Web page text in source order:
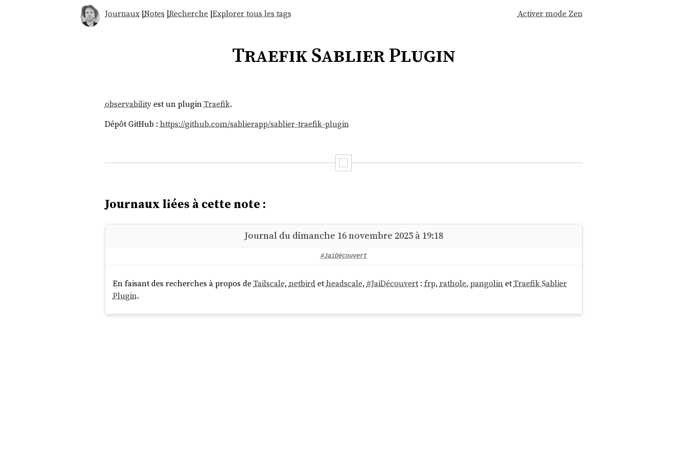
Journaux|Notes |Recherche |Explorer tous les tags Activer mode Zen
Traefik Sablier Plugin
observabilityest un pluginTraefik.
Dépôt GitHub :https://github.com/sablierapp/sablier-traefik-plugin
Journaux liées à cette note :
Journal du dimanche 16 novembre 2025 à 19:18
#JaiDécouvert
En faisant des recherches à propos de Tailscale, netbirdetheadscale, #JaiDécouvert: frp, rathole, pangolinetTraefik Sablier
Plugin.